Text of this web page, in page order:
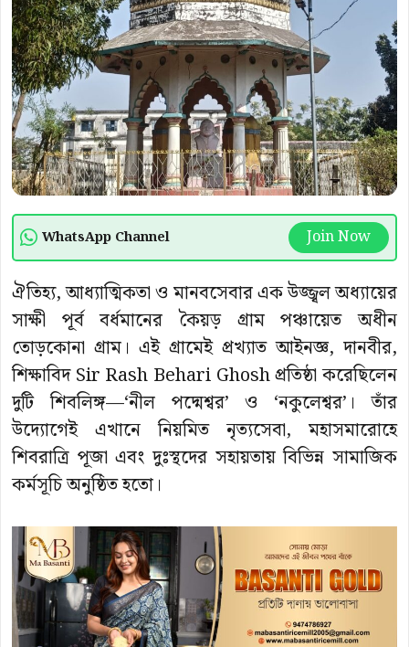
WhatsApp Channel Join Now
ঐতিহ্য, আধ্যাত্মিকতা ও মানবসেবার এক উজ্জ্বল অধ্যায়ের
সাক্ষী পূর্ব বর্ধমানের কৈয়ড় গ্রাম পঞ্চায়েত অধীন
তোড়কোনা গ্রাম। এই গ্রামেই প্রখ্যাত আইনজ্ঞ, দানবীর,
শিক্ষাবিদ Sir Rash Behari Ghosh প্রতিষ্ঠা করেছিলেন
দুটি শিবলিঙ্গ—‘নীল পদ্মেশ্বর’ ও ‘নকুলেশ্বর’। তাঁর
উদ্যোগেই এখানে নিয়মিত নৃত্যসেবা, মহাসমারোহে
শিবরাত্রি পূজা এবং দুঃস্থদের সহায়তায় বিভিন্ন সামাজিক
কর্মসূচি অনুষ্ঠিত হতো।